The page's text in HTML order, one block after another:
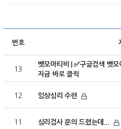
번호
13
벳모아티비 | ✅구글검색 벳
지금 바로 클릭
12 임상심리 수련
11 심리검사 문의 드렸는데...